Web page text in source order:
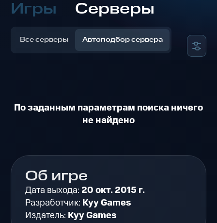
Игры Серверы
Все серверы Автоподбор сервера
По заданным параметрам поиска ничего
не найдено
Об игре
Дата выхода: 20 окт. 2015 г.
Разработчик: Kyy Games
Издатель: Kyy Games